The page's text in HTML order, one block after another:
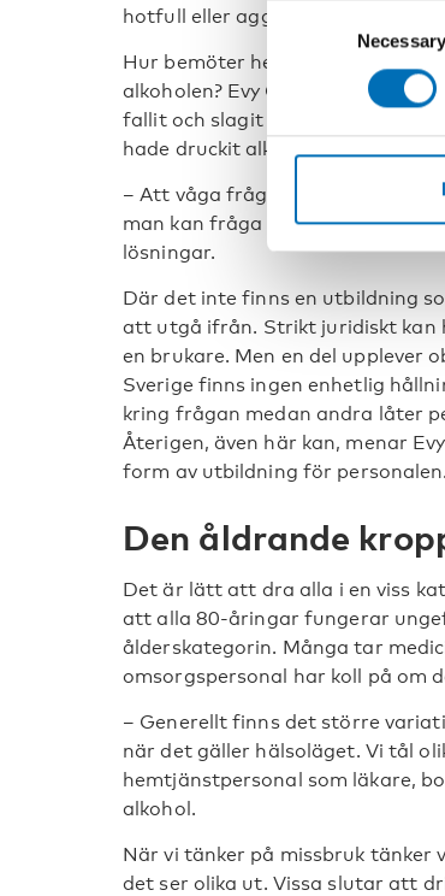
Consent
Necessary
hotfull eller aggressiv, säger Evy
Hur bemöter
alkoholen? Evy Gunnarsson tror
fallit och slagit sig illa är det till
hade druckit alkohol.
– Att våga fråga, det är ett
man kan fråga utan att
lösningar.
Där det inte finns en utbildning
att utgå ifrån. Strikt juridiskt kan
en brukare. Men en del upplever
Sverige finns ingen enhetlig
kring frågan medan andra låter
Återigen, även här kan, menar
form av utbildning för personalen.
Den åldrande
Det är lätt att dra alla i en viss
att alla 80-åringar fungerar
ålderskategorin. Många tar
omsorgspersonal har koll på om
– Generellt finns det större
när det gäller hälsoläget. Vi tål
hemtjänstpersonal som läkare,
alkohol.
När vi tänker på missbruk
det ser olika ut. Vissa slutar att